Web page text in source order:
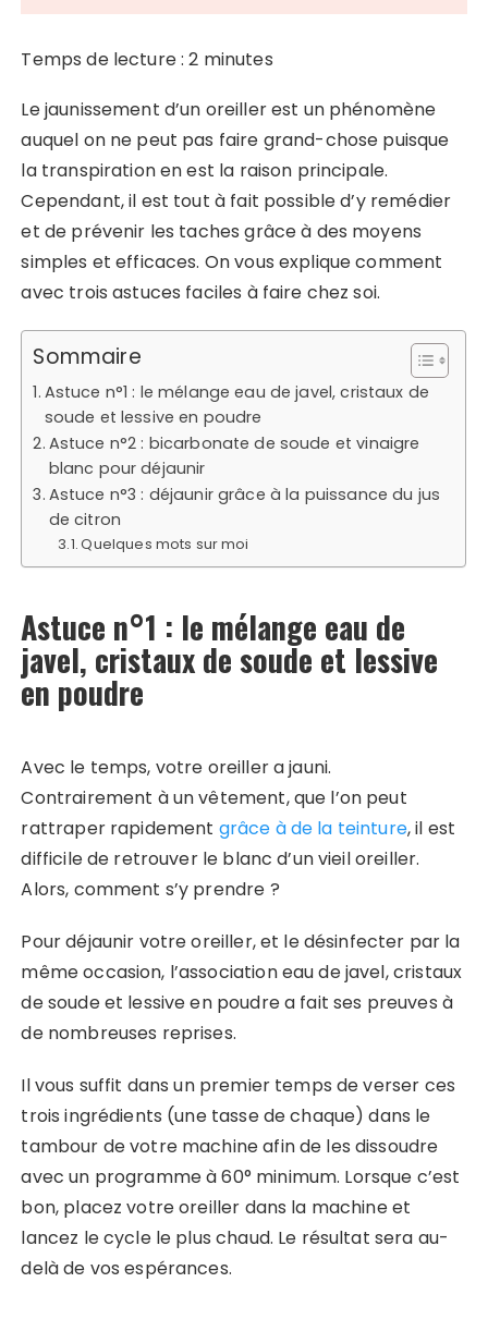
Temps de lecture :2 minutes
Le jaunissement d’un oreiller est un phénomène
auquel on ne peut pas faire grand-chose puisque
la transpiration en est la raison principale.
Cependant, il est tout à fait possible d’y remédier
et de prévenir les taches grâce à des moyens
simples et efficaces. On vous explique comment
avec trois astuces faciles à faire chez soi.
Sommaire
Astuce n°1 : le mélange eau de javel, cristaux de
soude et lessive en poudre
Astuce n°2 : bicarbonate de soude et vinaigre
blanc pour déjaunir
Astuce n°3 : déjaunir grâce à la puissance du jus
de citron
Quelques mots sur moi
Astuce n°1 : le mélange eau de
javel, cristaux de soude et lessive
en poudre
Avec le temps, votre oreiller a jauni.
Contrairement à un vêtement, que l’on peut
rattraper rapidement grâce à de la teinture, il est
difficile de retrouver le blanc d’un vieil oreiller.
Alors, comment s’y prendre ?
Pour déjaunir votre oreiller, et le désinfecter par la
même occasion, l’association eau de javel, cristaux
de soude et lessive en poudre a fait ses preuves à
de nombreuses reprises.
Il vous suffit dans un premier temps de verser ces
trois ingrédients (une tasse de chaque) dans le
tambour de votre machine afin de les dissoudre
avec un programme à 60° minimum. Lorsque c’est
bon, placez votre oreiller dans la machine et
lancez le cycle le plus chaud. Le résultat sera au-
delà de vos espérances.